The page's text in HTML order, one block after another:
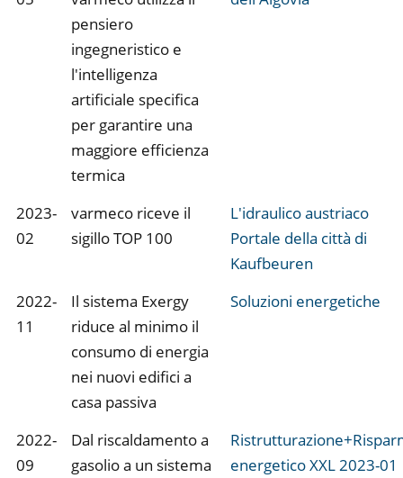
pensiero
ingegneristico e
l'intelligenza
artificiale specifica
per garantire una
maggiore efficienza
termica
2023-
02
varmeco riceve il
sigillo TOP 100
L'idraulico austriaco
Portale della città di
Kaufbeuren
2022-
11
Il sistema Exergy
riduce al minimo il
consumo di energia
nei nuovi edifici a
casa passiva
Soluzioni energetiche
2022-
09
Dal riscaldamento a
gasolio a un sistema
energetico XXL 2023-01